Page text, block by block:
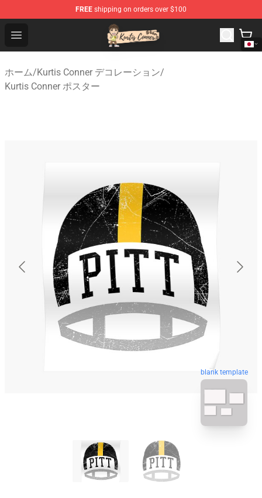
FREE shipping on orders over $100
Open menu
Kurtis Conner Store - Official Kurtis Conner Merchandise
ホーム/Kurtis Conner デコレーション/
Kurtis Conner ポスター
blank template